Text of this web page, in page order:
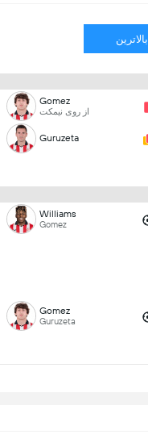
بالاترین
Gomez
از روی نیمکت
Guruzeta
Williams
Gomez
Gomez
Guruzeta